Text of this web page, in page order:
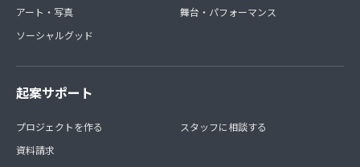
アート・写真
ソーシャルグッド
舞台・パフォーマンス
起案サポート
プロジェクトを作る
資料請求
スタッフに相談する